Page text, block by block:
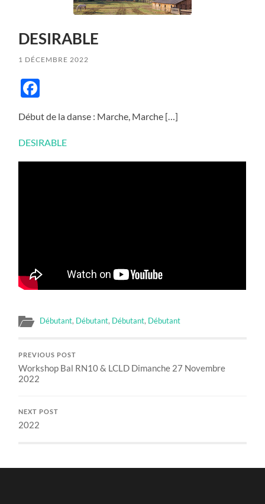
DESIRABLE
1 DÉCEMBRE 2022
Début de la danse : Marche, Marche […]
DESIRABLE
Débutant, Débutant, Débutant, Débutant
PREVIOUS POST
Workshop Bal RN10 & LCLD Dimanche 27 Novembre
2022
NEXT POST
2022